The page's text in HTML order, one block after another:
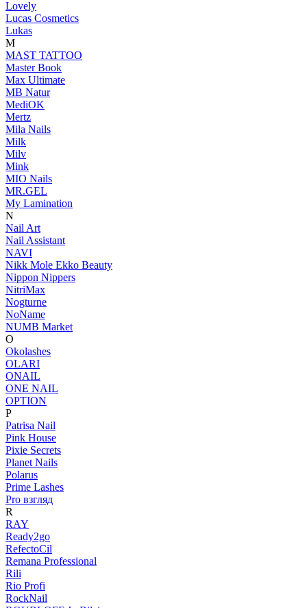
Lovely
Lucas Cosmetics
Lukas
M
MAST TATTOO
Master Book
Max Ultimate
MB Natur
MediOK
Mertz
Mila Nails
Milk
Milv
Mink
MIO Nails
MR.GEL
My Lamination
N
Nail Art
Nail Assistant
NAVI
Nikk Mole Ekko Beauty
Nippon Nippers
NitriMax
Nogturne
NoName
NUMB Market
O
Okolashes
OLARI
ONAIL
ONE NAIL
OPTION
P
Patrisa Nail
Pink House
Pixie Secrets
Planet Nails
Polarus
Prime Lashes
Pro взгляд
R
RAY
Ready2go
RefectoCil
Remana Professional
Rili
Rio Profi
RockNail